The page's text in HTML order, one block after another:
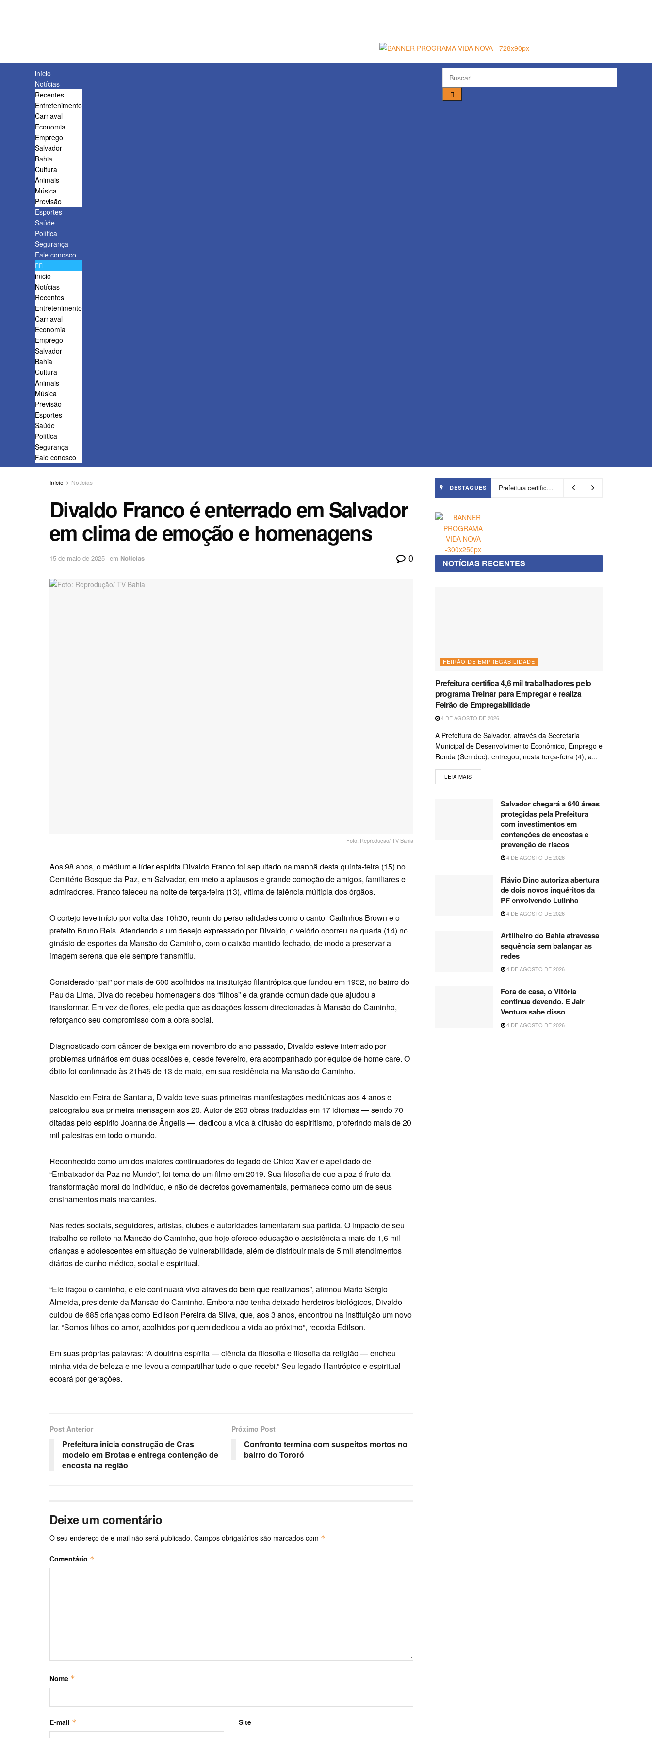
início
Notícias
Recentes
Entretenimento
Carnaval
Economia
Emprego
Salvador
Bahia
Cultura
Animais
Música
Previsão
Esportes
Saúde
Política
Segurança
Fale conosco
início
Notícias
Recentes
Entretenimento
Carnaval
Economia
Emprego
Salvador
Bahia
Cultura
Animais
Música
Previsão
Esportes
Saúde
Política
Segurança
Fale conosco
Início Notícias
Divaldo Franco é enterrado em Salvador
em clima de emoção e homenagens
15 de maio de 2025 em Notícias 0
Foto: Reprodução/ TV Bahia
Aos 98 anos, o médium e líder espírita Divaldo Franco foi sepultado na manhã desta quinta-feira (15) no
Cemitério Bosque da Paz, em Salvador, em meio a aplausos e grande comoção de amigos, familiares e
admiradores. Franco faleceu na noite de terça-feira (13), vítima de falência múltipla dos órgãos.
O cortejo teve início por volta das 10h30, reunindo personalidades como o cantor Carlinhos Brown e o
prefeito Bruno Reis. Atendendo a um desejo expressado por Divaldo, o velório ocorreu na quarta (14) no
ginásio de esportes da Mansão do Caminho, com o caixão mantido fechado, de modo a preservar a
imagem serena que ele sempre transmitiu.
Considerado “pai” por mais de 600 acolhidos na instituição filantrópica que fundou em 1952, no bairro do
Pau da Lima, Divaldo recebeu homenagens dos “filhos” e da grande comunidade que ajudou a
transformar. Em vez de flores, ele pedia que as doações fossem direcionadas à Mansão do Caminho,
reforçando seu compromisso com a obra social.
Diagnosticado com câncer de bexiga em novembro do ano passado, Divaldo esteve internado por
problemas urinários em duas ocasiões e, desde fevereiro, era acompanhado por equipe de home care. O
óbito foi confirmado às 21h45 de 13 de maio, em sua residência na Mansão do Caminho.
Nascido em Feira de Santana, Divaldo teve suas primeiras manifestações mediúnicas aos 4 anos e
psicografou sua primeira mensagem aos 20. Autor de 263 obras traduzidas em 17 idiomas — sendo 70
ditadas pelo espírito Joanna de Ângelis —, dedicou a vida à difusão do espiritismo, proferindo mais de 20
mil palestras em todo o mundo.
Reconhecido como um dos maiores continuadores do legado de Chico Xavier e apelidado de
“Embaixador da Paz no Mundo”, foi tema de um filme em 2019. Sua filosofia de que a paz é fruto da
transformação moral do indivíduo, e não de decretos governamentais, permanece como um de seus
ensinamentos mais marcantes.
Nas redes sociais, seguidores, artistas, clubes e autoridades lamentaram sua partida. O impacto de seu
trabalho se reflete na Mansão do Caminho, que hoje oferece educação e assistência a mais de 1,6 mil
crianças e adolescentes em situação de vulnerabilidade, além de distribuir mais de 5 mil atendimentos
diários de cunho médico, social e espiritual.
“Ele traçou o caminho, e ele continuará vivo através do bem que realizamos”, afirmou Mário Sérgio
Almeida, presidente da Mansão do Caminho. Embora não tenha deixado herdeiros biológicos, Divaldo
cuidou de 685 crianças como Edilson Pereira da Silva, que, aos 3 anos, encontrou na instituição um novo
lar. “Somos filhos do amor, acolhidos por quem dedicou a vida ao próximo”, recorda Edilson.
Em suas próprias palavras: “A doutrina espírita — ciência da filosofia e filosofia da religião — encheu
minha vida de beleza e me levou a compartilhar tudo o que recebi.” Seu legado filantrópico e espiritual
ecoará por gerações.
Post Anterior
Prefeitura inicia construção de Cras
modelo em Brotas e entrega contenção de
encosta na região
Próximo Post
Confronto termina com suspeitos mortos no
bairro do Tororó
Deixe um comentário
O seu endereço de e-mail não será publicado. Campos obrigatórios são marcados com *
Comentário *
Nome *
E-mail * Site
DESTAQUES Prefeitura certifica 4,6 mil trabalhadores pelo programa Treinar para Empregar e realiza Feirão de Empregabilidade
NOTÍCIAS RECENTES
FEIRÃO DE EMPREGABILIDADE
Prefeitura certifica 4,6 mil trabalhadores pelo
programa Treinar para Empregar e realiza
Feirão de Empregabilidade
4 DE AGOSTO DE 2026
A Prefeitura de Salvador, através da Secretaria
Municipal de Desenvolvimento Econômico, Emprego e
Renda (Semdec), entregou, nesta terça-feira (4), a...
LEIA MAIS
Salvador chegará a 640 áreas
protegidas pela Prefeitura
com investimentos em
contenções de encostas e
prevenção de riscos
4 DE AGOSTO DE 2026
Flávio Dino autoriza abertura
de dois novos inquéritos da
PF envolvendo Lulinha
4 DE AGOSTO DE 2026
Artilheiro do Bahia atravessa
sequência sem balançar as
redes
4 DE AGOSTO DE 2026
Fora de casa, o Vitória
continua devendo. E Jair
Ventura sabe disso
4 DE AGOSTO DE 2026